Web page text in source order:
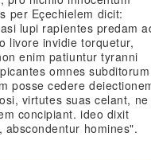
per Eçechielem dicit:
lupi rapientes predam
livore invidie torquetur,
enim patiuntur tyranni
omnes subditorum
posse cedere
virtutes suas celant,
concipiant. ideo dixit
homines".